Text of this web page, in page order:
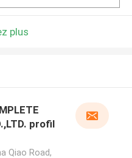
plus
profil
Qiao Road,